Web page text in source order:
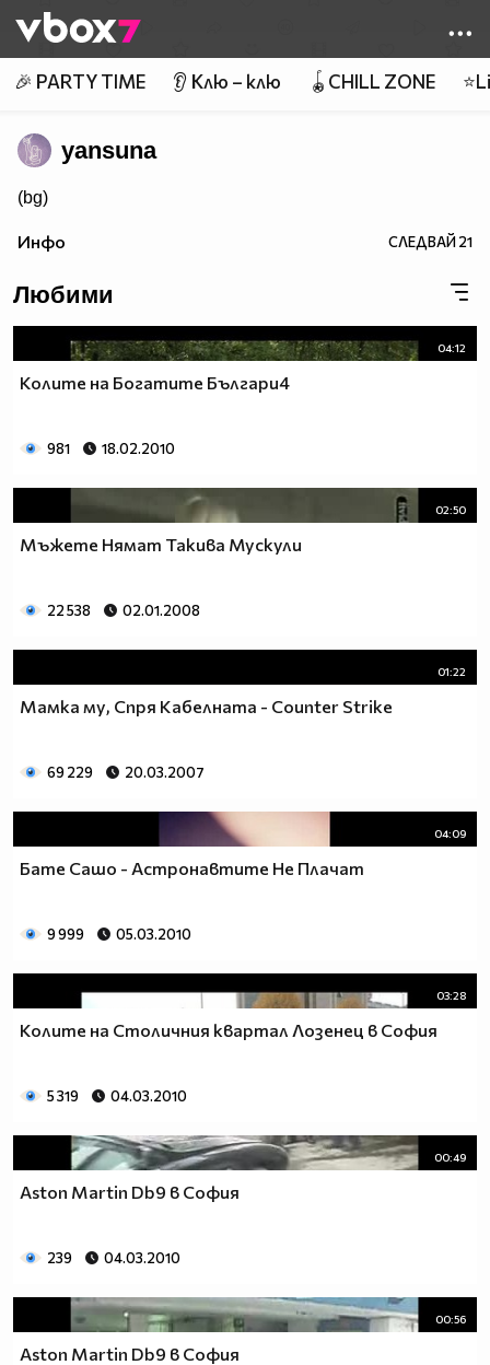
👾
🎉 PARTY TIME 👂 Клю – клю 🪀CHILL ZONE
yansuna
(bg)
Инфо СЛЕДВАЙ21
Любими
04:12
Колите на Богатите Българи4
981 18.02.2010
02:50
Мъжете Нямат Такива Мускули
22 538 02.01.2008
01:22
Мамка му, Спря Кабелната - Counter Strike
69 229 20.03.2007
04:09
Бате Сашо - Астронавтите Не Плачат
9 999 05.03.2010
03:28
Колите на Столичния квартал Лозенец в София
5 319 04.03.2010
00:49
Aston Martin Db9 в София
239 04.03.2010
00:56
Aston Martin Db9 в София